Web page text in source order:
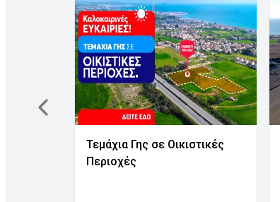
Τεμάχια Γης σε Οικιστικές
Περιοχές